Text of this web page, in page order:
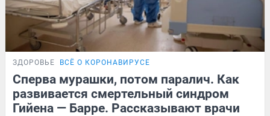
ЗДОРОВЬЕ ВСЁ О КОРОНАВИРУСЕ
Сперва мурашки, потом паралич. Как
развивается смертельный синдром
Гийена — Барре. Рассказывают врачи